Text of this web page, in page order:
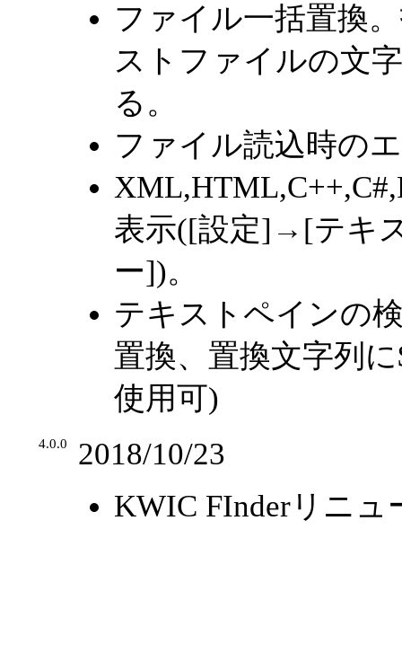
ファイル一括置換
ストファイルの文
る。
ファイル読込時の
表示([設定]→[テキ
ー])。
テキストペインの
置換、置換文字列
使用可)
4.0.0
2018/10/23
KWIC FInderリニ